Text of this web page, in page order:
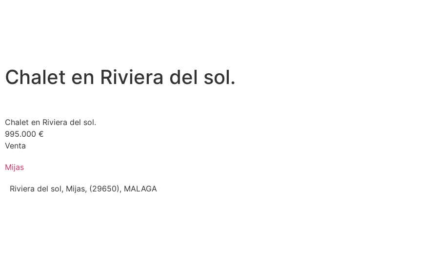
Chalet en Riviera del sol.
Chalet en Riviera del sol.
995.000 €
Venta
Mijas
Riviera del sol, Mijas, (29650), MALAGA